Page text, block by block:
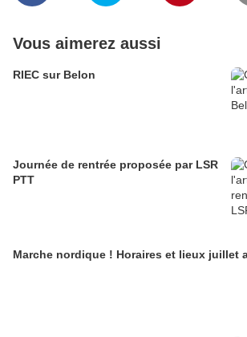
Vous aimerez aussi
RIEC sur Belon
Journée de rentrée proposée par LSR
PTT
Marche nordique !